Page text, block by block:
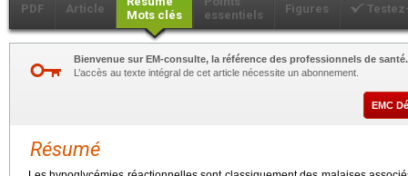
PDF Article
Mots clés
essentiels
Figures
Bienvenue sur EM-consulte, la référence des professionnels de santé.
L’accès au texte intégral de cet article nécessite un abonnement.
EMC
Résumé